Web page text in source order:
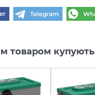
товаром купують